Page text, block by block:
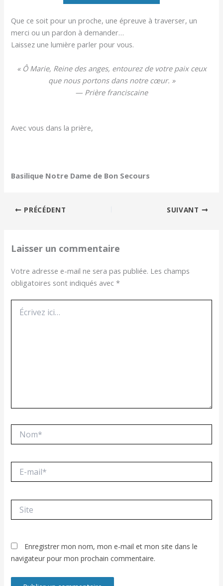
Que ce soit pour un proche, une épreuve à traverser, un
merci ou un pardon à demander…
Laissez une lumière parler pour vous.
« Ô Marie, Reine des anges, entourez de votre paix ceux
que nous portons dans notre cœur. »
— Prière franciscaine
Avec vous dans la prière,
Basilique Notre Dame de Bon Secours
PRÉCÉDENT SUIVANT
Laisser un commentaire
Votre adresse e-mail ne sera pas publiée. Les champs
obligatoires sont indiqués avec*
ici…
mail*
Enregistrer mon nom, mon e-mail et mon site dans le
navigateur pour mon prochain commentaire.